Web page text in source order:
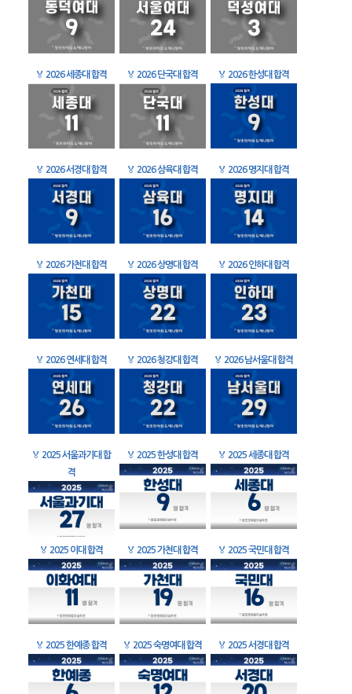
🏅 2026 세종대 합격 🏅 2026 단국대 합격 🏅 2026 한성대 합격
🏅 2026 서경대 합격 🏅 2026 삼육대 합격 🏅 2026 명지대 합격
🏅 2026 가천대 합격 🏅 2026 상명대 합격 🏅 2026 인하대 합격
🏅 2026 연세대 합격 🏅 2026 청강대 합격 🏅 2026 남서울대 합격
🏅 2025 서울과기대 합
격
🏅 2025 한성대 합격 🏅 2025 세종대 합격
🏅 2025 이대 합격 🏅 2025 가천대 합격 🏅 2025 국민대 합격
🏅 2025 한예종 합격 🏅 2025 숙명여대 합격 🏅 2025 서경대 합격